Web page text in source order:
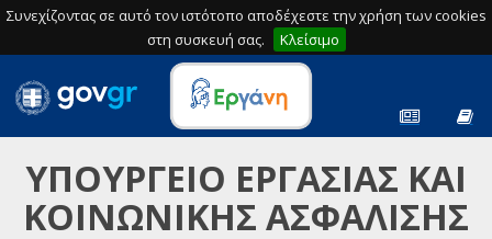
Συνεχίζοντας σε αυτό τον ιστότοπο αποδέχεστε την χρήση των cookies
στη συσκευή σας.
Κλείσιμο
ΥΠΟΥΡΓΕΙΟ ΕΡΓΑΣΙΑΣ ΚΑΙ
ΚΟΙΝΩΝΙΚΗΣ ΑΣΦΑΛΙΣΗΣ